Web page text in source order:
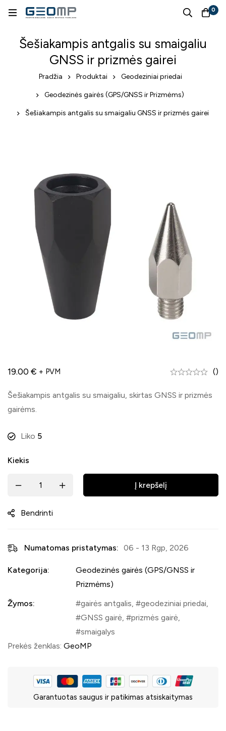
0
Šešiakampis antgalis su smaigaliu
GNSS ir prizmės gairei
Pradžia Produktai Geodeziniai priedai
Geodezinės gairės (GPS/GNSS ir Prizmėms)
Šešiakampis antgalis su smaigaliu GNSS ir prizmės gairei
19.00 € + PVM ()
Šešiakampis antgalis su smaigaliu, skirtas GNSS ir prizmės
gairėms.
Liko 5
Kiekis
Į krepšelį
Bendrinti
Numatomas pristatymas: 06 - 13 Rgp, 2026
Kategorija:
Geodezinės gairės (GPS/GNSS ir
Prizmėms)
Žymos:
gairės antgalis, geodeziniai priedai,
GNSS gairė, prizmės gairė,
smaigalys
Prekės ženklas: GeoMP
Garantuotas saugus ir patikimas atsiskaitymas